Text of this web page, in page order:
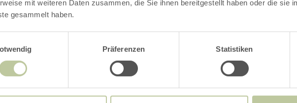
mit weiteren Daten zusammen, die Sie ihnen bereitgestellt haben oder die sie
gesammelt haben.
Präferenzen Statistiken
Si vous êtes intéressés, il y a plusieurs possibilités de pêche :
la mouche sur l'Olef, pêche à l'étang ou directement dans
Rur.
Sur demande, il est également possible de faire du poney ou
d'observer un apiculteur au travail.